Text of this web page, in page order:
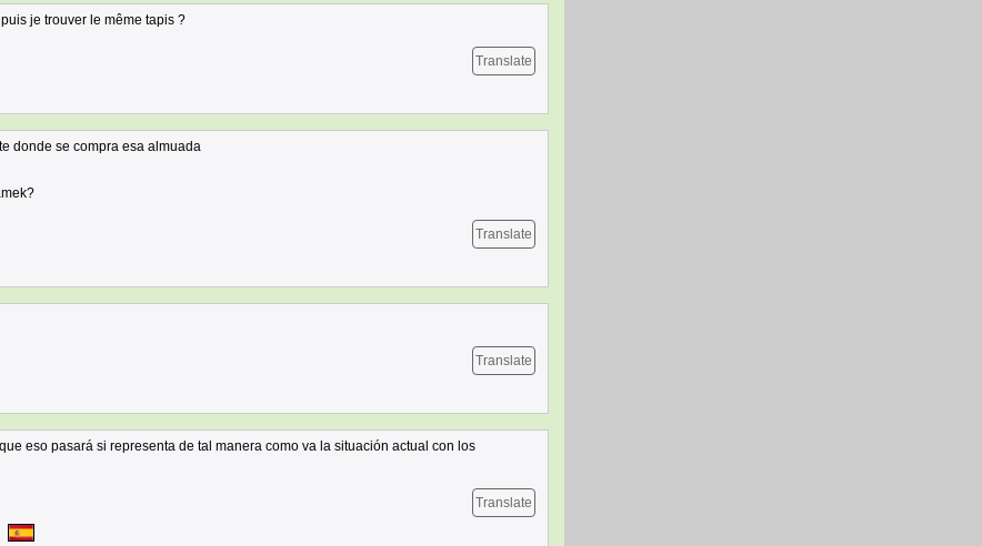
je trouver le même tapis ?
Translate
donde se compra esa almuada
Translate
Translate
eso pasará si representa de tal manera como va la situación actual con los
Translate